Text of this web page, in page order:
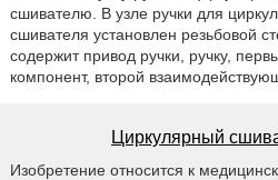
сшивателю. В узле ручки для
сшивателя установлен резьбовой
содержит привод ручки, ручку,
компонент, второй
Циркулярный
Изобретение относится к